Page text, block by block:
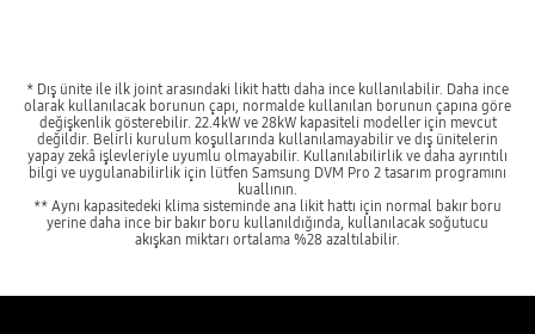
* Dış ünite ile ilk joint arasındaki likit hattı daha ince kullanılabilir. Daha ince
olarak kullanılacak borunun çapı, normalde kullanılan borunun çapına göre
değişkenlik gösterebilir. 22.4kW ve 28kW kapasiteli modeller için mevcut
değildir. Belirli kurulum koşullarında kullanılamayabilir ve dış ünitelerin
yapay zekâ işlevleriyle uyumlu olmayabilir. Kullanılabilirlik ve daha ayrıntılı
bilgi ve uygulanabilirlik için lütfen Samsung DVM Pro 2 tasarım programını
kuallının.
** Aynı kapasitedeki klima sisteminde ana likit hattı için normal bakır boru
yerine daha ince bir bakır boru kullanıldığında, kullanılacak soğutucu
akışkan miktarı ortalama %28 azaltılabilir.